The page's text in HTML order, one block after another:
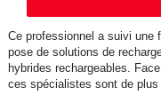
Ce professionnel a suivi une
pose de solutions de
hybrides rechargeables.
ces spécialistes sont de plus